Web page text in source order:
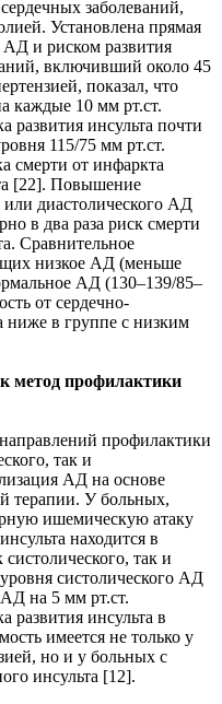
заболеваний,
Установлена прямая
и риском развития
включивший около 45
показал, что
каждые 10 мм рт.ст.
развития инсульта почти
115/75 мм рт.ст.
смерти от инфаркта
[22]. Повышение
диастолического АД
в два раза риск смерти
Сравнительное
низкое АД (меньше
АД (130–139/85–
от сердечно-
ниже в группе с низким
метод профилактики
профилактики
так и
АД на основе
терапии. У больных,
ишемическую атаку
находится в
так и
систолического АД
АД на 5 мм рт.ст.
развития инсульта в
имеется не только у
но и у больных с
инсульта [12].